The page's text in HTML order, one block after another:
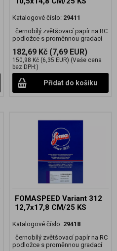
Katalogové číslo: 29411
černobílý zvětšovací papír na RC
podložce s proměnnou gradací
182,69 Kč (7,69 EUR)
150,98 Kč (6,35 EUR) (Vaše cena
bez DPH:)
Přidat do košíku
FOMASPEED Variant 312
12,7x17,8 CM/25 KS
Katalogové číslo: 29418
černobílý zvětšovací papír na RC
podložce s proměnnou gradací